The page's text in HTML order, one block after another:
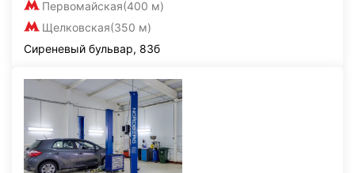
Первомайская(400 м)
Щелковская(350 м)
Сиреневый бульвар, 83б